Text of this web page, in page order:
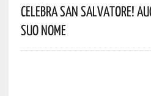
Celebra San Salvatore!
Suo Nome